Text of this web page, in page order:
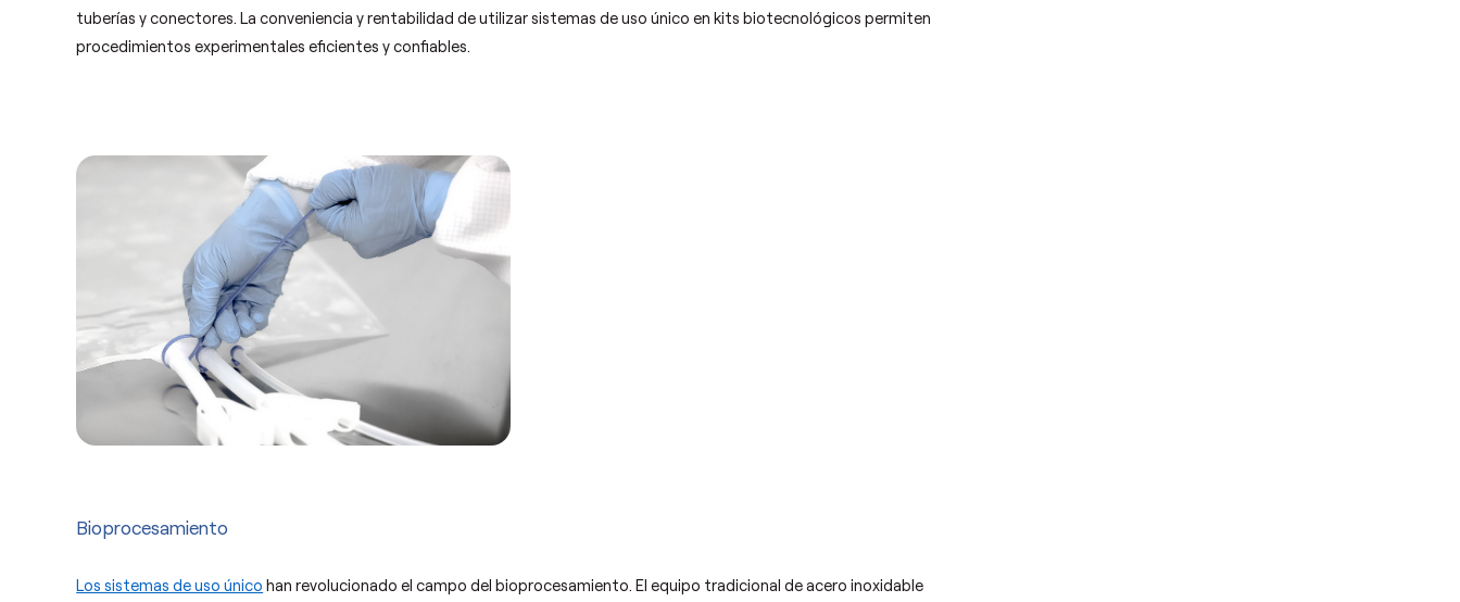
tuberías y conectores. La conveniencia y rentabilidad de utilizar sistemas de uso único en kits biotecnológicos permiten
procedimientos experimentales eficientes y confiables.
Bioprocesamiento
Los sistemas de uso único han revolucionado el campo del bioprocesamiento. El equipo tradicional de acero inoxidable